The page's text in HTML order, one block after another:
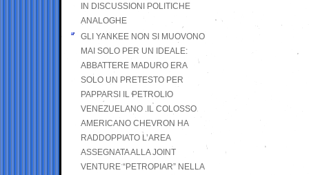
IN DISCUSSIONI POLITICHE
ANALOGHE
GLI YANKEE NON SI MUOVONO
MAI SOLO PER UN IDEALE:
ABBATTERE MADURO ERA
SOLO UN PRETESTO PER
PAPPARSI IL PETROLIO
VENEZUELANO .IL COLOSSO
AMERICANO CHEVRON HA
RADDOPPIATO L’AREA
ASSEGNATA ALLA JOINT
VENTURE “PETROPIAR” NELLA